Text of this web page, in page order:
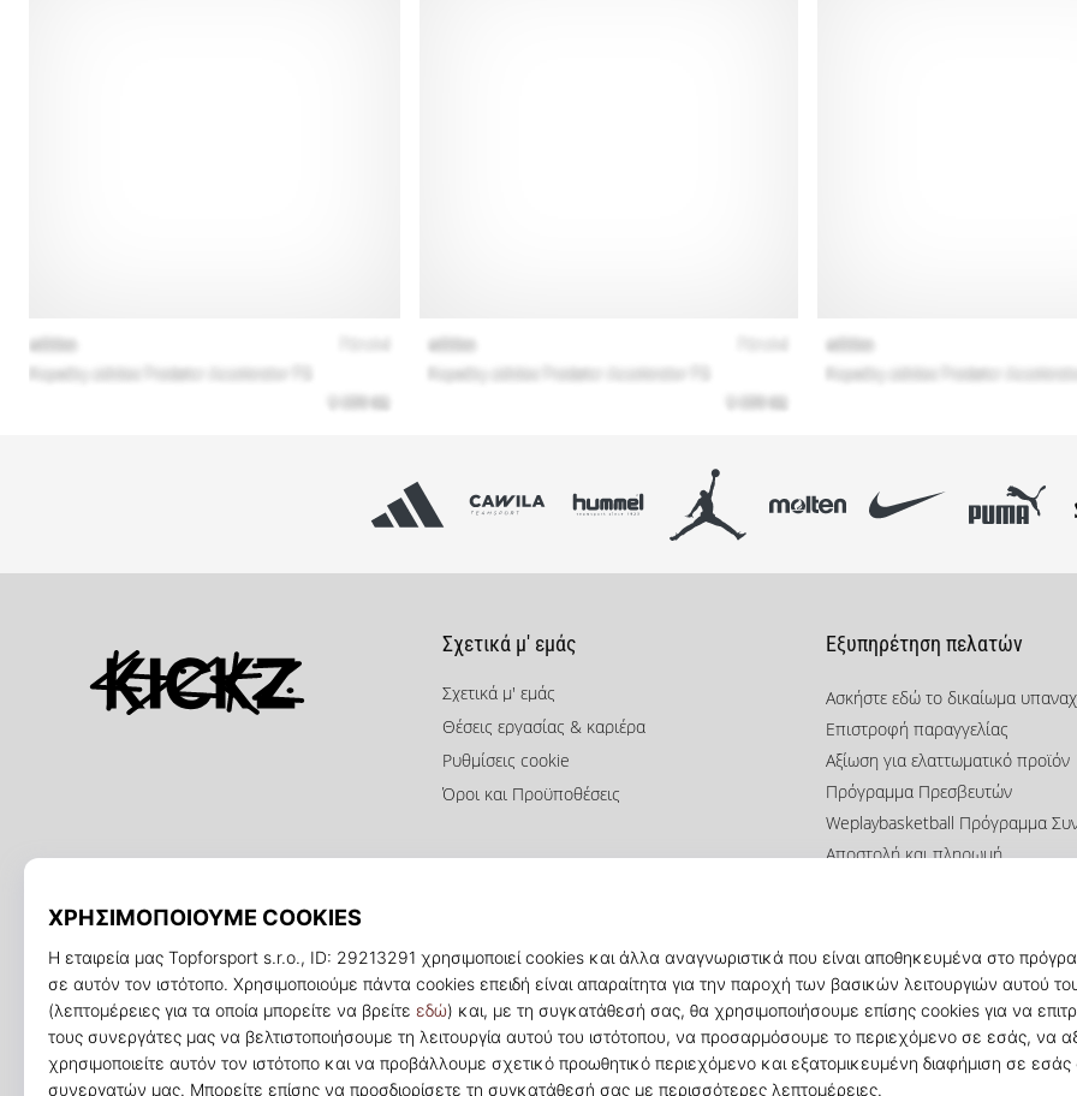
Σχετικά μ' εμάς
Σχετικά μ' εμάς
Θέσεις εργασίας & καριέρα
Ρυθμίσεις cookie
Όροι και Προϋποθέσεις
Εξυπηρέτηση πελατών
Ασκήστε εδώ το δικαίωμα
Επιστροφή παραγγελίας
Αξίωση για ελαττωματικό προϊόν
Πρόγραμμα Πρεσβευτών
Weplaybasketball Πρόγραμμα
Αποστολή και πληρωμή
Συχνές ερωτήσεις
Πολιτική απορρήτου
© 2010 – 2026 KICKZ.gr